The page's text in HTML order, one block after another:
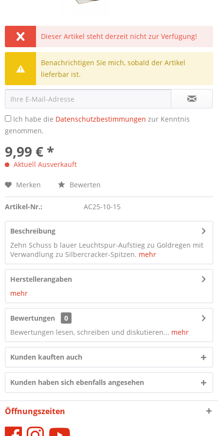
Dieser Artikel steht derzeit nicht zur Verfügung!
Benachrichtigen Sie mich, sobald der Artikel
lieferbar ist.
Ich habe die Datenschutzbestimmungen zur Kenntnis
genommen.
9,99 € *
Aktuell Ausverkauft
Merken Bewerten
Artikel-Nr.: AC25-10-15
Beschreibung
Zehn Schuss b lauer Leuchtspur-Aufstieg zu Goldregen mit
Verwandlung zu Silbercracker-Spitzen. mehr
Herstellerangaben
mehr
Bewertungen
0
Bewertungen lesen, schreiben und diskutieren... mehr
Kunden kauften auch
Kunden haben sich ebenfalls angesehen
Öffnungszeiten